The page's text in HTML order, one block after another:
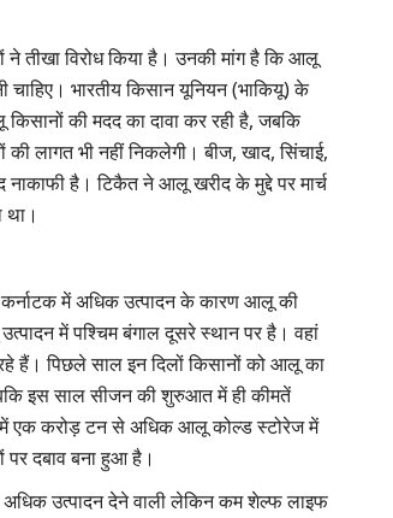
ने तीखा विरोध किया है। उनकी मांग है कि आलू
भारतीय किसान यूनियन (भाकियू) के
की मदद का दावा कर रही है, जबकि
लागत भी नहीं निकलेगी। बीज, खाद, सिंचाई,
है। टिकैत ने आलू खरीद के मुद्दे पर मार्च
था।
में अधिक उत्पादन के कारण आलू की
में पश्चिम बंगाल दूसरे स्थान पर है। वहां
हैं। पिछले साल इन दिलों किसानों को आलू का
इस साल सीजन की शुरुआत में ही कीमतें
एक करोड़ टन से अधिक आलू कोल्ड स्टोरेज में
पर दबाव बना हुआ है।
उत्पादन देने वाली लेकिन कम शेल्फ लाइफ